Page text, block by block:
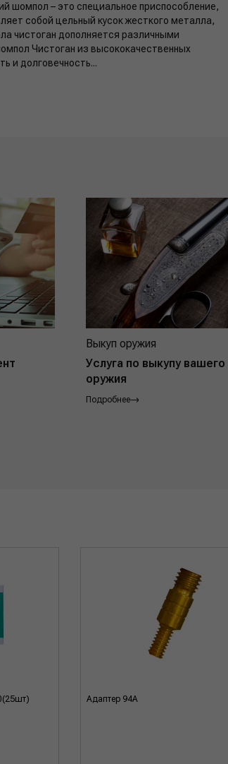
шомпол – это специальное приспособление,
собой цельный кусок жесткого металла,
чистоган дополняется различными
Чистоган из высококачественных
и долговечность...
Выкуп оружия
Услуга по выкупу вашего
оружия
Подробнее
Адаптер 94А